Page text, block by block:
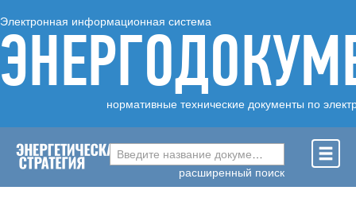
Электронная информационная система
нормативные технические документы по
Введите название документа ...
расширенный поиск